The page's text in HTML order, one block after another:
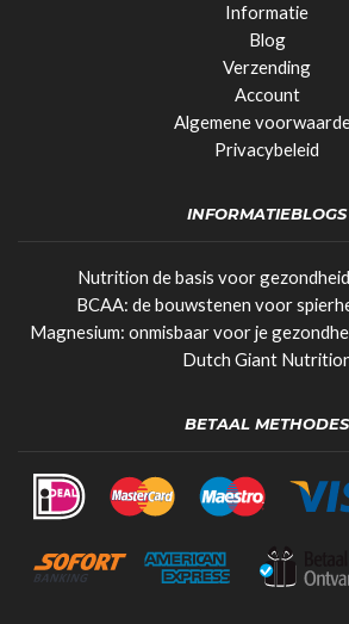
Informatie
Blog
Verzending
Account
Algemene
Privacybeleid
INFORMATIEBLOGS
Nutrition de basis voor
BCAA: de bouwstenen voor
Magnesium: onmisbaar voor je
Dutch Giant
BETAAL METHODES